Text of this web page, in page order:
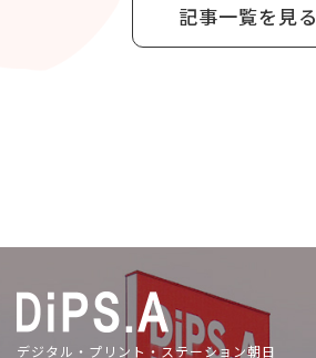
記事一覧を見る
デジタル・プリント・ステーション朝日